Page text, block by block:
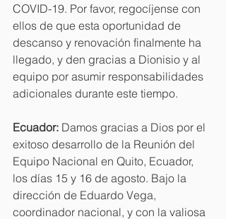
COVID-19. Por favor, regocíjense con
ellos de que esta oportunidad de
descanso y renovación finalmente ha
llegado, y den gracias a Dionisio y al
equipo por asumir responsabilidades
adicionales durante este tiempo.
Ecuador: Damos gracias a Dios por el
exitoso desarrollo de la Reunión del
Equipo Nacional en Quito, Ecuador,
los días 15 y 16 de agosto. Bajo la
dirección de Eduardo Vega,
coordinador nacional, y con la valiosa